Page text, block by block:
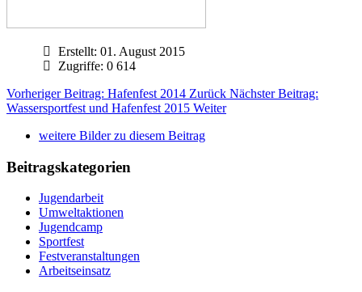
Erstellt: 01. August 2015
Zugriffe: 0 614
Vorheriger Beitrag: Hafenfest 2014 Zurück Nächster Beitrag:
Wassersportfest und Hafenfest 2015 Weiter
weitere Bilder zu diesem Beitrag
Beitragskategorien
Jugendarbeit
Umweltaktionen
Jugendcamp
Sportfest
Festveranstaltungen
Arbeitseinsatz